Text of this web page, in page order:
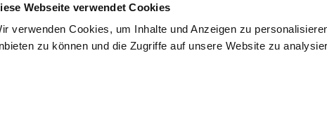
Webseite verwendet Cookies
verwenden Cookies, um Inhalte und Anzeigen zu
zu können und die Zugriffe auf unsere Website zu